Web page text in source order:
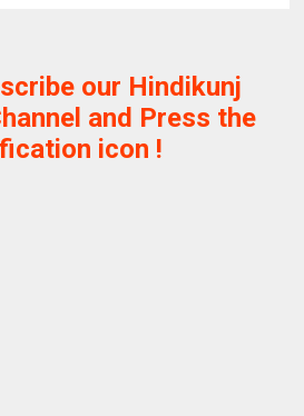
our Hindikunj
and Press the
icon !